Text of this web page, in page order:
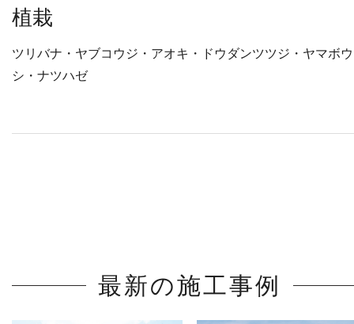
植栽
ツリバナ・ヤブコウジ・アオキ・ドウダンツツジ・ヤマボウ
シ・ナツハゼ
最新の施工事例